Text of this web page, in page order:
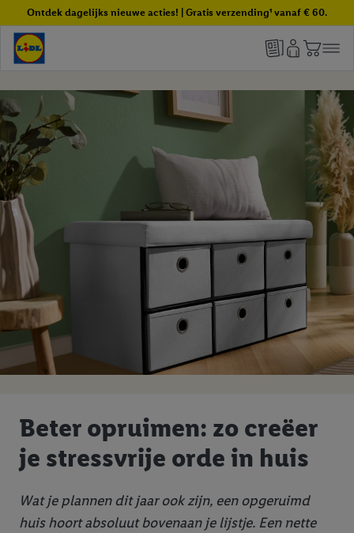
Ontdek dagelijks nieuwe acties! | Gratis verzending¹ vanaf € 60.
Beter opruimen: zo creëer
je stressvrije orde in huis
Wat je plannen dit jaar ook zijn, een opgeruimd
huis hoort absoluut bovenaan je lijstje. Een nette